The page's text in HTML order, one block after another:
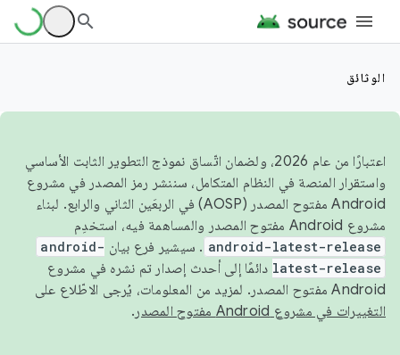
الوثائق
اعتبارًا من عام 2026، ولضمان اتّساق نموذج التطوير الثابت الأساسي
واستقرار المنصة في النظام المتكامل، سننشر رمز المصدر في مشروع
Android مفتوح المصدر (AOSP) في الربعَين الثاني والرابع. لبناء
مشروع Android مفتوح المصدر والمساهمة فيه، استخدِم
android-latest-release . سيشير فرع بيان android-
latest-release دائمًا إلى أحدث إصدار تم نشره في مشروع
Android مفتوح المصدر. لمزيد من المعلومات، يُرجى الاطّلاع على
التغييرات في مشروع Android مفتوح المصدر
.